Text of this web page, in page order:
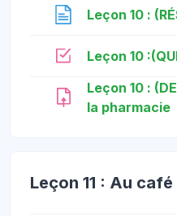
Leçon 10 :
Leçon 10
Leçon 10 :
la pharmacieកិ
Leçon 11 : Au café